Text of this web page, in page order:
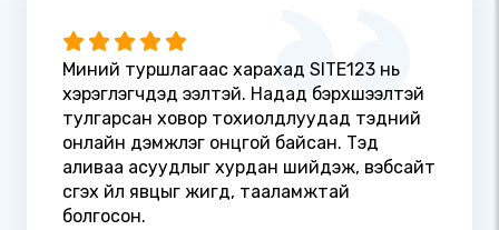
Миний туршлагаас харахад SITE123 нь
хэрэглэгчдэд ээлтэй. Надад бэрхшээлтэй
тулгарсан ховор тохиолдлуудад тэдний
онлайн дэмжлэг онцгой байсан. Тэд
аливаа асуудлыг хурдан шийдэж, вэбсайт
үүсгэх үйл явцыг жигд, тааламжтай
болгосон.